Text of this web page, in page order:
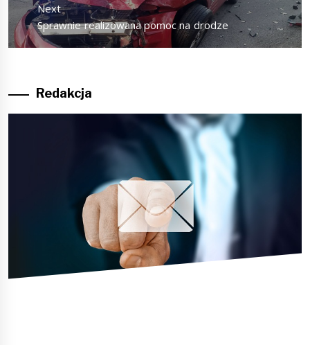
Next
Next
post:
Sprawnie realizowana pomoc na drodze
Redakcja